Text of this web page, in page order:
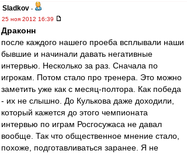
Sladkov -
25 ноя 2012 16:39
Драконн
после каждого нашего проеба всплывали наши
бывшие и начинали давать негативные
интервью. Несколько за раз. Сначала по
игрокам. Потом стало про тренера. Это можно
заметить уже как с месяц-полтора. Как победа
- их не слышно. До Кулькова даже доходили,
который кажется до этого чемпионата
интервью по играм Росгосужаса не давал
вообще. Так что общественное мнение стало,
похоже, подготавливаться заранее. Я не